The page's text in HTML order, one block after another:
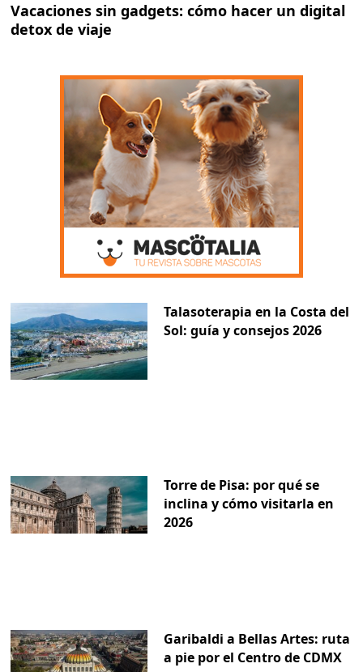
Vacaciones sin gadgets: cómo hacer un digital
detox de viaje
Talasoterapia en la Costa del
Sol: guía y consejos 2026
Torre de Pisa: por qué se
inclina y cómo visitarla en
2026
Garibaldi a Bellas Artes: ruta
a pie por el Centro de CDMX